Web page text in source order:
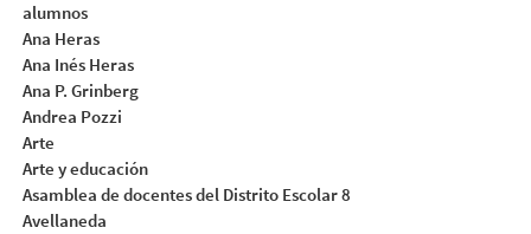
alumnos
Ana Heras
Ana Inés Heras
Ana P. Grinberg
Andrea Pozzi
Arte
Arte y educación
Asamblea de docentes del Distrito Escolar 8
Avellaneda